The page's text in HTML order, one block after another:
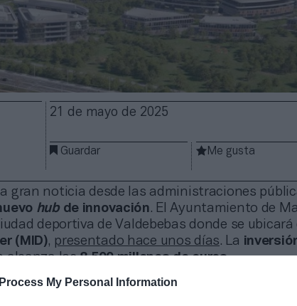
My Personal Information
21 de mayo de 2025
Guardar Me gusta
gran noticia desde las administraciones
hubde innovación. El Ayuntamiento de
deportiva de Valdebebas donde se ubicará
(MID), presentado hace unos días. La
alcanza los8.500 millones de euros.
transformar parte de su ciudad deportiva para